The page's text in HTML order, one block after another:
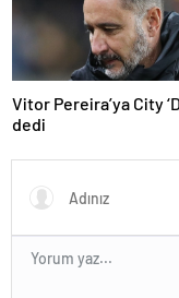
Vitor Pereira’ya City
dedi